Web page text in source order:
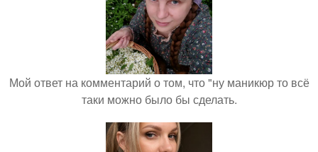
Мой ответ на комментарий о том, что "ну маникюр то всё
таки можно было бы сделать.